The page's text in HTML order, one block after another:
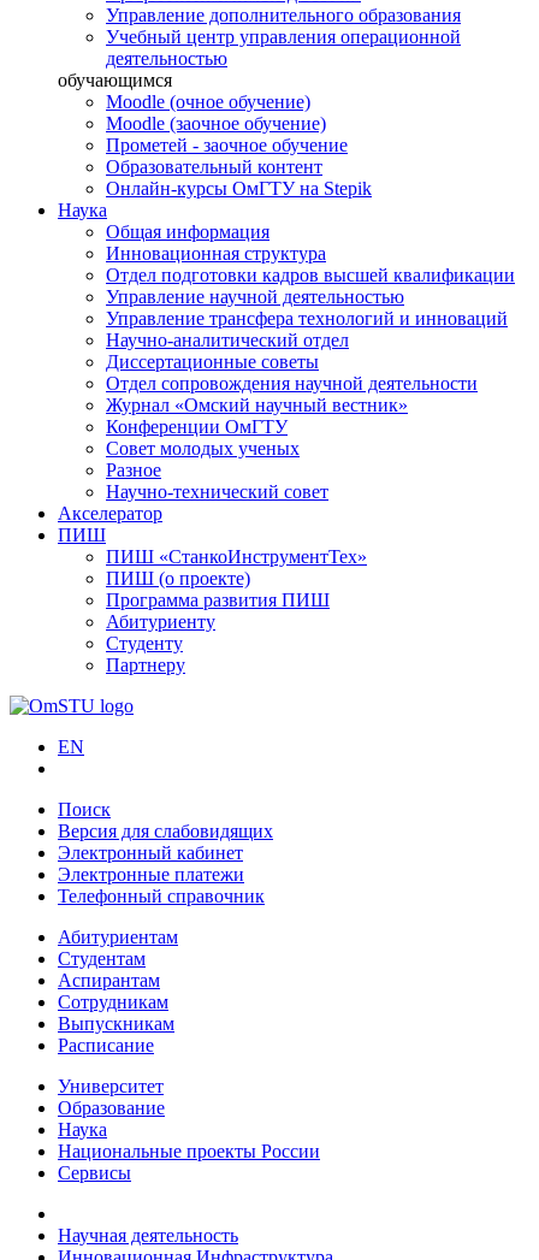
Управление дополнительного образования
Учебный центр управления операционной
деятельностью
обучающимся
Moodle (очное обучение)
Moodle (заочное обучение)
Прометей - заочное обучение
Образовательный контент
Онлайн-курсы ОмГТУ на Stepik
Наука
Общая информация
Инновационная структура
Отдел подготовки кадров высшей квалификации
Управление научной деятельностью
Управление трансфера технологий и инноваций
Научно-аналитический отдел
Диссертационные советы
Отдел сопровождения научной деятельности
Журнал «Омский научный вестник»
Конференции ОмГТУ
Совет молодых ученых
Разное
Научно-технический совет
Акселератор
ПИШ
ПИШ «СтанкоИнструментТех»
ПИШ (о проекте)
Программа развития ПИШ
Абитуриенту
Студенту
Партнеру
EN
Поиск
Версия для слабовидящих
Электронный кабинет
Электронные платежи
Телефонный справочник
Абитуриентам
Студентам
Аспирантам
Сотрудникам
Выпускникам
Расписание
Университет
Образование
Наука
Национальные проекты России
Сервисы
Научная деятельность